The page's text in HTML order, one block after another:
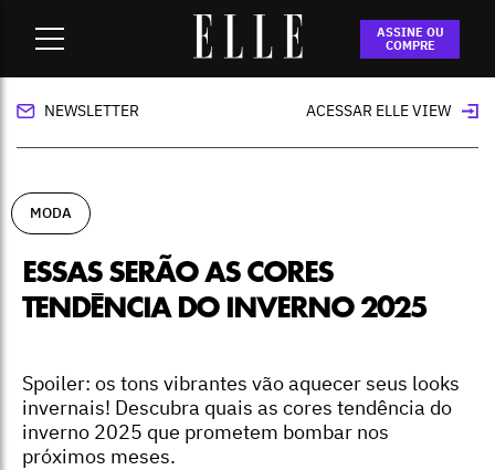
ASSINE OU
COMPRE
Essas serão as cores tendência do inverno
2025
NEWSLETTER ACESSAR ELLE VIEW
MODA
ESSAS SERÃO AS CORES
TENDÊNCIA DO INVERNO 2025
Spoiler: os tons vibrantes vão aquecer seus looks
invernais! Descubra quais as cores tendência do
inverno 2025 que prometem bombar nos
próximos meses.